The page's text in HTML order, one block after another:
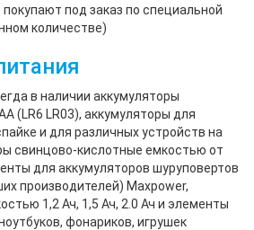
под заказ по специальной
количестве)
в наличии аккумуляторы
(LR6 LR03), аккумуляторы для
и для различных устройств на
свинцово-кислотные емкостью от
для аккумуляторов шуруповертов
производителей) Maxpower,
1,2 Ач, 1,5 Ач, 2.0 Ач и элементы
фонариков, игрушек